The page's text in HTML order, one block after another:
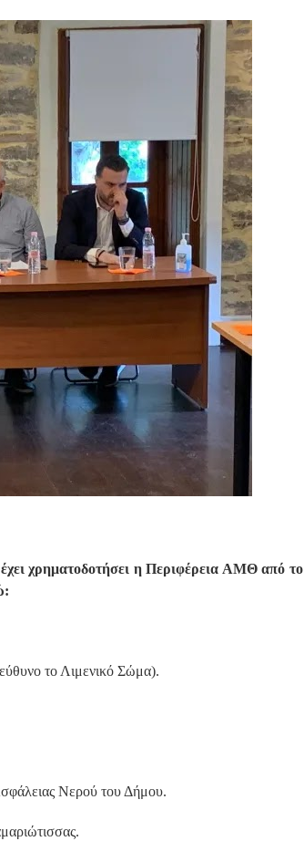
χρηματοδοτήσει η Περιφέρεια ΑΜΘ από το
το Λιμενικό Σώμα).
Νερού του Δήμου.